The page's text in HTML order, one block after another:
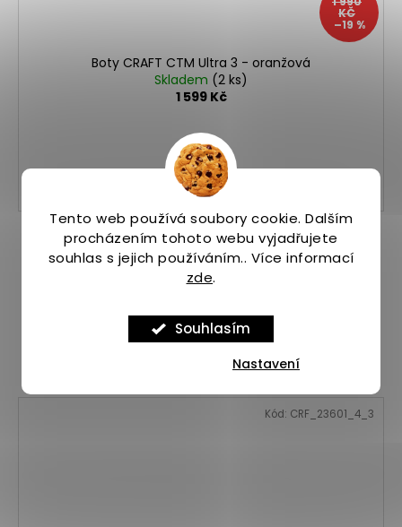
Tento web používá soubory cookie. Dalším
procházením tohoto webu vyjadřujete
souhlas s jejich používáním.. Více informací
zde.
Souhlasím
Nastavení
KČ
–19 %
Boty CRAFT CTM Ultra 3 - oranžová
Skladem (2 ks)
1 599 Kč
Kód: CRF_23601_4_3